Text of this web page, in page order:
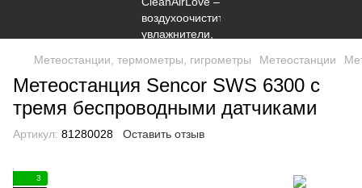
Метеостанции, термометры, гигрометры Метеостанции
Метеостанция Sencor SWS 6300 с
тремя беспроводными датчиками
Артикул: 81280028 Оставить отзыв
3